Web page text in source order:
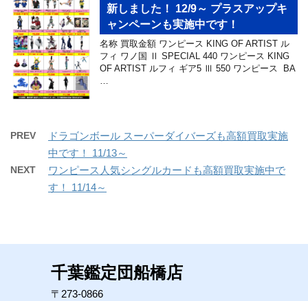
新しました！ 12/9～ プラスアップキ
ャンペーンも実施中です！
名称 買取金額 ワンピース KING OF ARTIST ル
フィ ワノ国 Ⅱ SPECIAL 440 ワンピース KING
OF ARTIST ルフィ ギア5 Ⅲ 550 ワンピース BA
…
PREV
ドラゴンボール スーパーダイバーズも高額買取実施
中です！ 11/13～
NEXT
ワンピース人気シングルカードも高額買取実施中で
す！ 11/14～
千葉鑑定団船橋店
〒273-0866